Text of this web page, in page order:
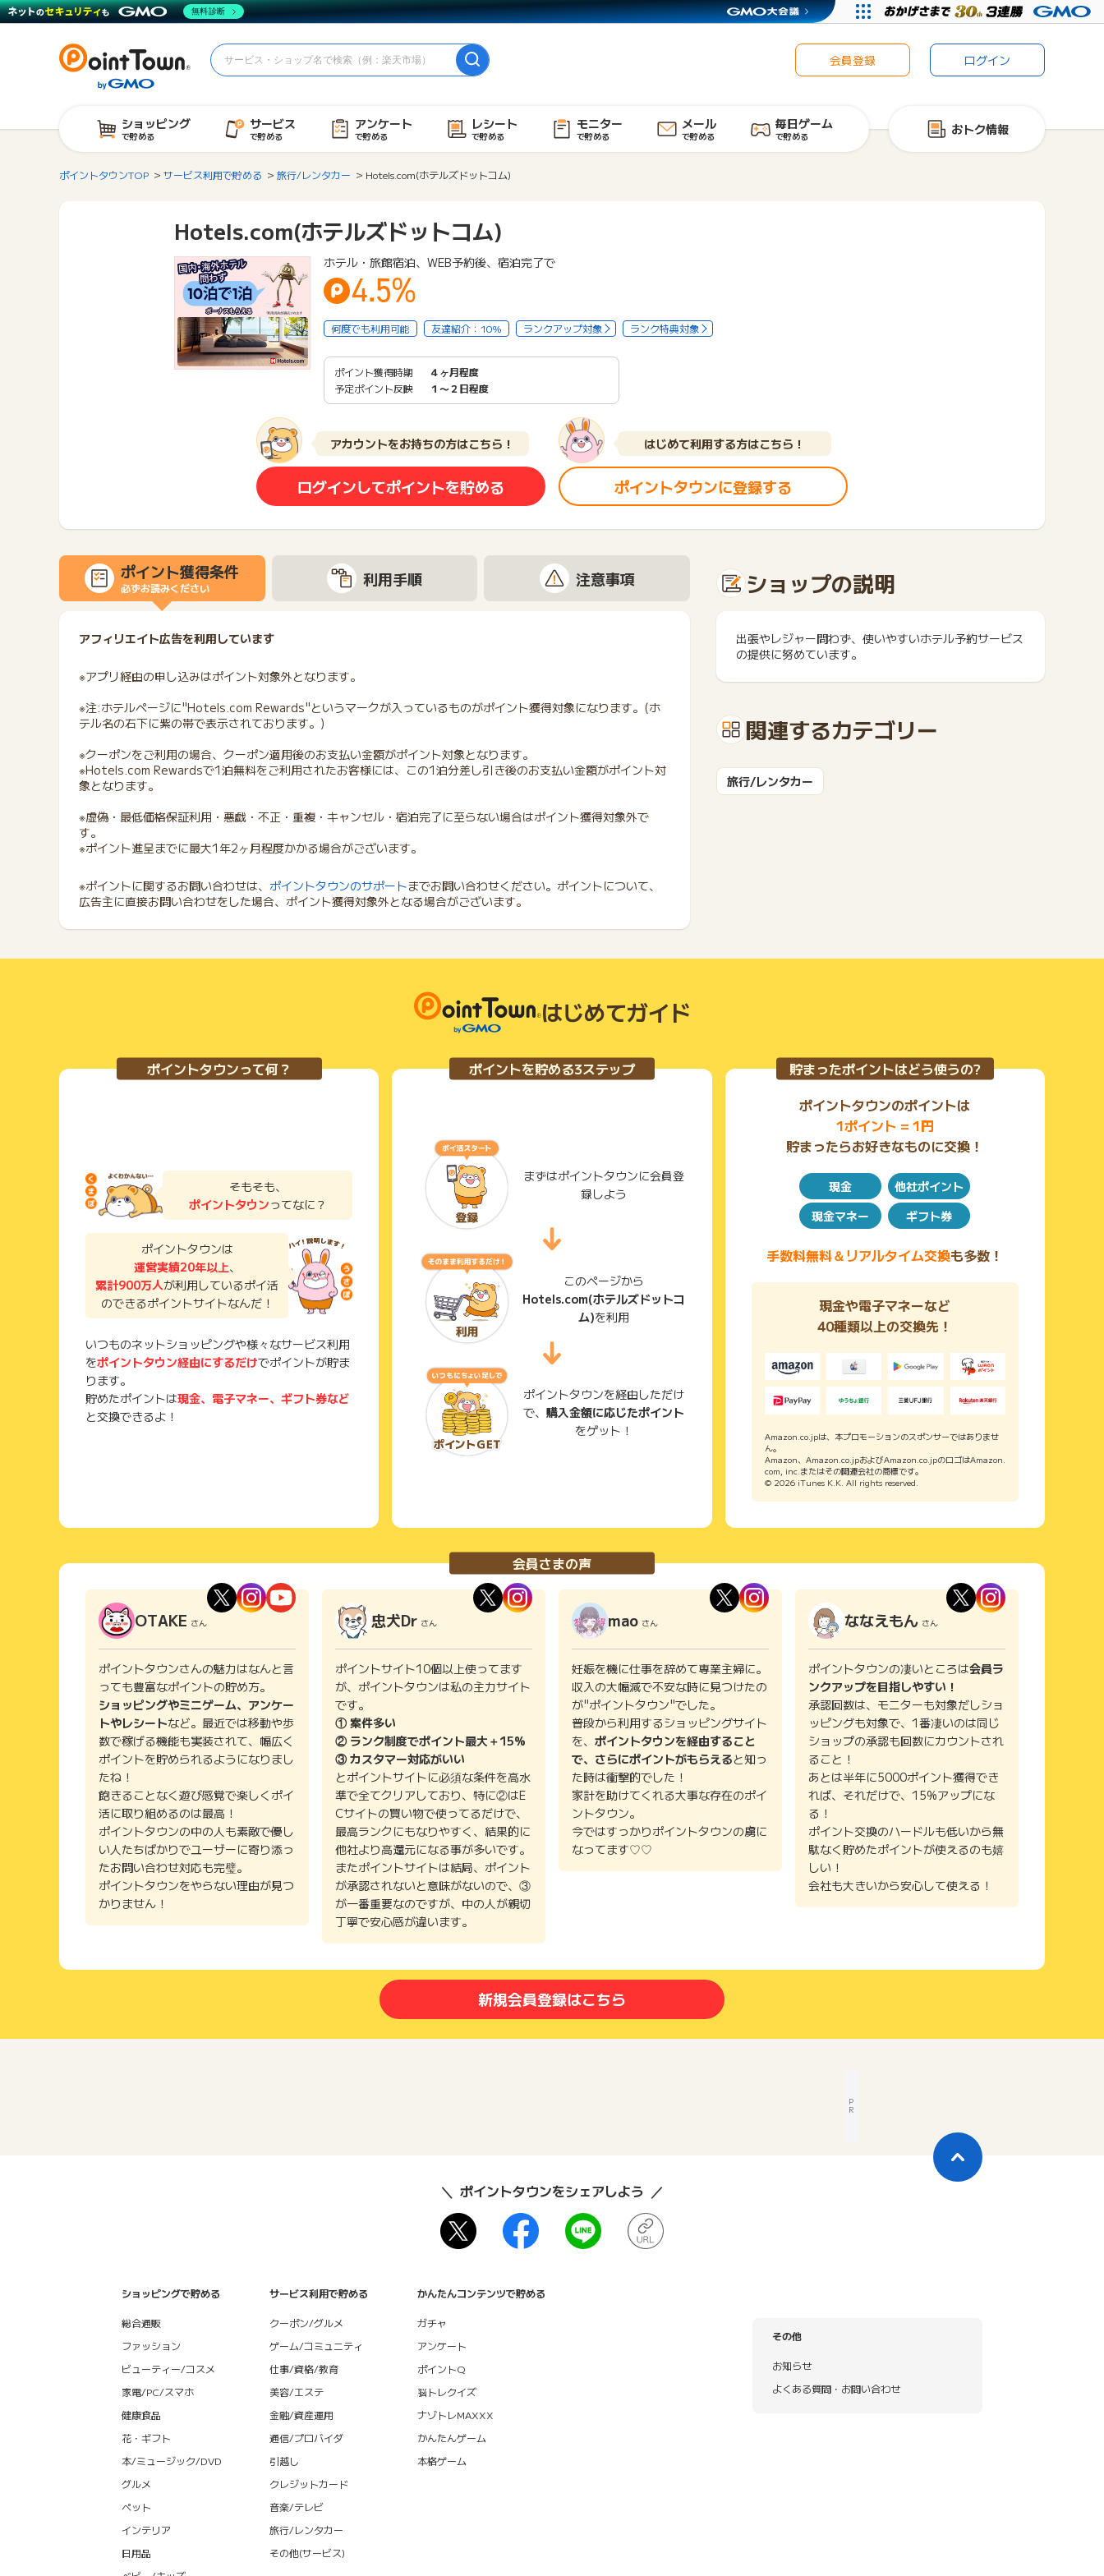
会員登録 ログイン
ショッピング
で貯める
サービス
で貯める
アンケート
で貯める
レシート
で貯める
モニター
で貯める
メール
で貯める
毎日ゲーム
で貯める おトク情報
ポイントタウンTOP サービス利用で貯める 旅行/レンタカー Hotels.com(ホテルズドットコム)
Hotels.com(ホテルズドットコム)
ホテル・旅館宿泊、WEB予約後、宿泊完了で
4.5%
何度でも利用可能 友達紹介：10% ランクアップ対象 ランク特典対象
ポイント獲得時期
４ヶ月程度
予定ポイント反映
１〜２日程度
アカウントをお持ちの方はこちら！
ログインしてポイントを貯める
はじめて利用する方はこちら！
ポイントタウンに登録する
ポイント獲得条件
必ずお読みください 利用手順 注意事項
アフィリエイト広告を利用しています
※アプリ経由の申し込みはポイント対象外となります。
※注:ホテルページに"Hotels.com Rewards"というマークが入っているものがポイント獲得対象になります。(ホ
テル名の右下に紫の帯で表示されております。)
※クーポンをご利用の場合、クーポン適用後のお支払い金額がポイント対象となります。
※Hotels.com Rewardsで1泊無料をご利用されたお客様には、この1泊分差し引き後のお支払い金額がポイント対
象となります。
※虚偽・最低価格保証利用・悪戯・不正・重複・キャンセル・宿泊完了に至らない場合はポイント獲得対象外で
す。
※ポイント進呈までに最大1年2ヶ月程度かかる場合がございます。
※ポイントに関するお問い合わせは、 ポイントタウンのサポートまでお問い合わせください。ポイントについて、
広告主に直接お問い合わせをした場合、ポイント獲得対象外となる場合がございます。
ショップの説明
出張やレジャー問わず、使いやすいホテル予約サービス
の提供に努めています。
関連するカテゴリー
旅行/レンタカー
はじめてガイド
ポイントタウンって何？
そもそも、
ポイントタウンってなに？
ポイントタウンは
運営実績20年以上、
累計900万人が利用しているポイ活
のできるポイントサイトなんだ！
いつものネットショッピングや様々なサービス利用
をポイントタウン経由にするだけでポイントが貯ま
ります。
貯めたポイントは現金、電子マネー、ギフト券など
と交換できるよ！
ポイントを貯める3ステップ
まずはポイントタウンに会員登
録しよう
このページから
Hotels.com(ホテルズドットコ
ム)を利用
ポイントタウンを経由しただけ
で、 購入金額に応じたポイント
をゲット！
貯まったポイントはどう使うの?
ポイントタウンのポイントは
1ポイント = 1円
貯まったらお好きなものに交換！
現金
他社ポイント
現金マネー
ギフト券
手数料無料＆リアルタイム交換も多数！
現金や電子マネーなど
40種類以上の交換先！
Amazon.co.jpは、本プロモーションのスポンサーではありませ
ん。
Amazon、Amazon.co.jpおよびAmazon.co.jpのロゴはAmazon.
com, inc.またはその関連会社の商標です。
© 2026 iTunes K.K. All rights reserved.
会員さまの声
OTAKE さん
ポイントタウンさんの魅力はなんと言
っても豊富なポイントの貯め方。
ショッピングやミニゲーム、アンケー
トやレシートなど。最近では移動や歩
数で稼げる機能も実装されて、幅広く
ポイントを貯められるようになりまし
たね！
飽きることなく遊び感覚で楽しくポイ
活に取り組めるのは最高！
ポイントタウンの中の人も素敵で優し
い人たちばかりでユーザーに寄り添っ
たお問い合わせ対応も完璧。
ポイントタウンをやらない理由が見つ
かりません！
忠犬Dr さん
ポイントサイト10個以上使ってます
が、ポイントタウンは私の主力サイト
です。
① 案件多い
② ランク制度でポイント最大＋15%
③ カスタマー対応がいい
とポイントサイトに必須な条件を高水
準で全てクリアしており、特に②はE
Cサイトの買い物で使ってるだけで、
最高ランクにもなりやすく、結果的に
他社より高還元になる事が多いです。
またポイントサイトは結局、ポイント
が承認されないと意味がないので、③
が一番重要なのですが、中の人が親切
丁寧で安心感が違います。
mao さん
妊娠を機に仕事を辞めて専業主婦に。
収入の大幅減で不安な時に見つけたの
が"ポイントタウン"でした。
普段から利用するショッピングサイト
を、 ポイントタウンを経由すること
で、さらにポイントがもらえると知っ
た時は衝撃的でした！
家計を助けてくれる大事な存在のポイ
ントタウン。
今ではすっかりポイントタウンの虜に
なってます♡♡
ななえもん さん
ポイントタウンの凄いところは会員ラ
ンクアップを目指しやすい！
承認回数は、モニターも対象だしショ
ッピングも対象で、1番凄いのは同じ
ショップの承認も回数にカウントされ
ること！
あとは半年に5000ポイント獲得でき
れば、それだけで、15%アップにな
る！
ポイント交換のハードルも低いから無
駄なく貯めたポイントが使えるのも嬉
しい！
会社も大きいから安心して使える！
新規会員登録はこちら
P
R
ポイントタウンをシェアしよう
ショッピングで貯める
総合通販
ファッション
ビューティー/コスメ
家電/PC/スマホ
健康食品
花・ギフト
本/ミュージック/DVD
グルメ
ペット
インテリア
日用品
サービス利用で貯める
クーポン/グルメ
ゲーム/コミュニティ
仕事/資格/教育
美容/エステ
金融/資産運用
通信/プロバイダ
引越し
クレジットカード
音楽/テレビ
旅行/レンタカー
その他(サービス)
かんたんコンテンツで貯める
ガチャ
アンケート
ポイントQ
脳トレクイズ
ナゾトレMAXXX
かんたんゲーム
本格ゲーム
その他
お知らせ
よくある質問・お問い合わせ
無料診断